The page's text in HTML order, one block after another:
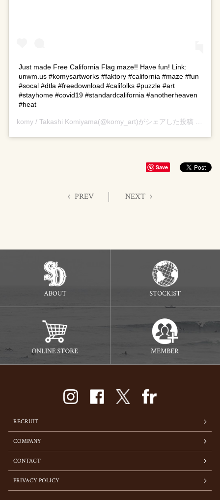
Just made Free California Flag maze!! Have fun! Link:
unwm.us #komysartworks #faktory #california #maze #fun
#socal #dtla #freedownload #califolks #puzzle #art
#stayhome #covid19 #standardcalifornia #anotherheaven
#heat
komy / Takashi Komiyama(@komy_art)がシェアした投稿 –
Save
PREV NEXT
RECRUIT
COMPANY
CONTACT
PRIVACY POLICY